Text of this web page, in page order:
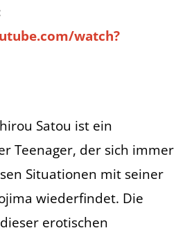
watch?
Satou ist ein
Teenager, der sich immer
Situationen mit seiner
wiederfindet. Die
erotischen